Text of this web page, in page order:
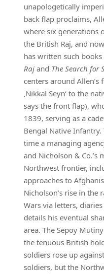
unapologetically
back flap proclaims,
where six generations
the British Raj, and
has written such books
Raj and The Search for
centers around Allen’s
‚Nikkal Seyn‘ to the
says the front flap),
1839, serving as a
Bengal Native
time a managing
and Nicholson & Co.’s
Northwest frontier,
approaches to
Nicholson’s rise in the
Wars via letters,
details his eventual
area. The Sepoy
the tenuous British
soldiers rose up
soldiers, but the